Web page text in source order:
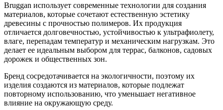
Bruggan использует современные технологии для создания
материалов, которые сочетают естественную эстетику
древесины с прочностью полимеров. Их продукция
отличается долговечностью, устойчивостью к ультрафиолету,
влаге, перепадам температур и механическим нагрузкам. Это
делает ее идеальным выбором для террас, балконов, садовых
дорожек и общественных зон.
Бренд сосредотачивается на экологичности, поэтому их
изделия создаются из материалов, которые подлежат
повторному использованию, что уменьшает негативное
влияние на окружающую среду.